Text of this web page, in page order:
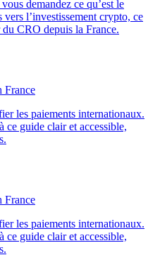
demandez ce qu’est le
l’investissement crypto, ce
CRO depuis la France.
France
les paiements internationaux.
ce guide clair et accessible,
France
les paiements internationaux.
ce guide clair et accessible,